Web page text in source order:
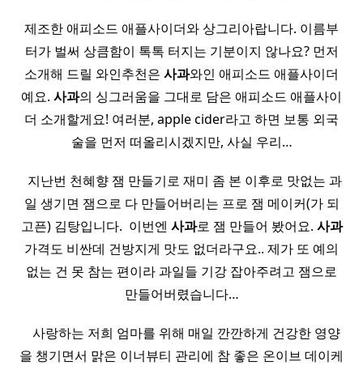
제조한 애피소드 애플사이더와 상그리아랍니다. 이름부
터가 벌써 상큼함이 톡톡 터지는 기분이지 않나요? 먼저
소개해 드릴 와인추천은 사과와인 애피소드 애플사이더
예요. 사과의 싱그러움을 그대로 담은 애피소드 애플사이
더 소개할게요! 여러분, apple cider라고 하면 보통 외국
술을 먼저 떠올리시겠지만, 사실 우리…
​ ​ 지난번 천혜향 잼 만들기로 재미 좀 본 이후로 맛없는 과
일 생기면 잼으로 다 만들어버리는 프로 잼 메이커(가 되
고픈) 김탕입니다. ​ 이번엔 사과로 잼 만들어 봤어요. 사과
가격도 비싼데 건방지게 맛도 없더라구요.. 제가 또 예의
없는 건 못 참는 편이라 과일들 기강 잡아주려고 잼으로
만들어버렸습니다…
​ ​ ​ 사랑하는 저희 엄마를 위해 매일 깐깐하게 건강한 영양
을 챙기면서 맑은 이너뷰티 관리에 참 좋은 온이브 데이케